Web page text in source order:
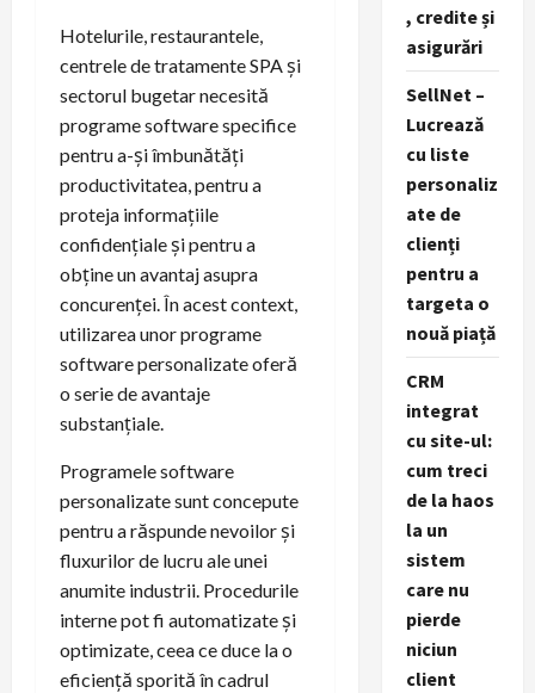
Hotelurile, restaurantele,
centrele de tratamente SPA și
sectorul bugetar necesită
programe software specifice
pentru a-și îmbunătăți
productivitatea, pentru a
proteja informațiile
confidențiale și pentru a
obține un avantaj asupra
concurenței. În acest context,
utilizarea unor programe
software personalizate oferă
o serie de avantaje
substanțiale.
Programele software
personalizate sunt concepute
pentru a răspunde nevoilor și
fluxurilor de lucru ale unei
anumite industrii. Procedurile
interne pot fi automatizate și
optimizate, ceea ce duce la o
eficiență sporită în cadrul
, credite și
asigurări
SellNet –
Lucrează
cu liste
personaliz
ate de
clienți
pentru a
targeta o
nouă piață
CRM
integrat
cu site-ul:
cum treci
de la haos
la un
sistem
care nu
pierde
niciun
client